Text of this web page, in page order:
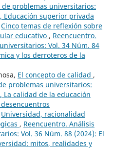
problemas universitarios:
Educación superior privada
Cinco temas de reflexión sobre
educativo , Reencuentro.
Vol. 34 Núm. 84
y los derroteros de la
El concepto de calidad ,
problemas universitarios:
La calidad de la educación
Universidad, racionalidad
, Reencuentro. Análisis
Vol. 36 Núm. 88 (2024): El
mitos, realidades y